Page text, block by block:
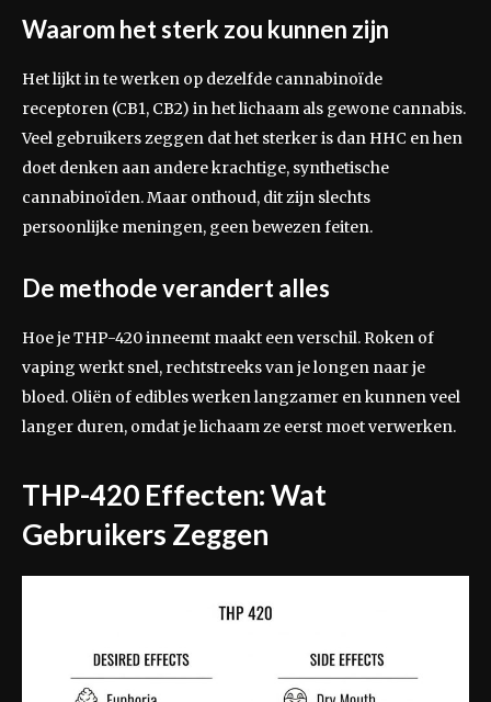
Waarom het sterk zou kunnen zijn
Het lijkt in te werken op dezelfde cannabinoïde
receptoren (CB1, CB2) in het lichaam als gewone cannabis.
Veel gebruikers zeggen dat het sterker is dan HHC en hen
doet denken aan andere krachtige, synthetische
cannabinoïden. Maar onthoud, dit zijn slechts
persoonlijke meningen, geen bewezen feiten.
De methode verandert alles
Hoe je THP-420 inneemt maakt een verschil. Roken of
vaping werkt snel, rechtstreeks van je longen naar je
bloed. Oliën of edibles werken langzamer en kunnen veel
langer duren, omdat je lichaam ze eerst moet verwerken.
THP-420 Effecten: Wat
Gebruikers Zeggen